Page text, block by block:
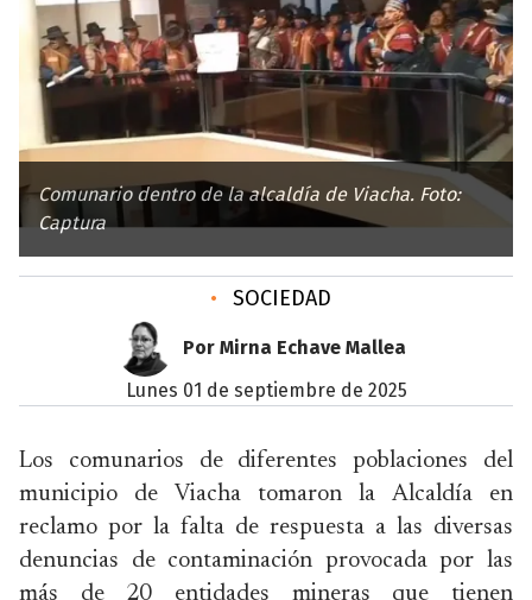
Comunario dentro de la alcaldía de Viacha. Foto:
Captura
• SOCIEDAD
Por Mirna Echave Mallea
lunes 01 de septiembre de 2025
Los comunarios de diferentes poblaciones del
municipio de Viacha tomaron la Alcaldía en
reclamo por la falta de respuesta a las diversas
denuncias de contaminación provocada por las
más de 20 entidades mineras que tienen